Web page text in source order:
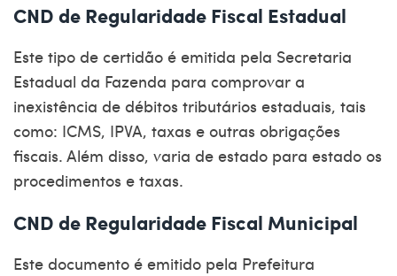
CND de Regularidade Fiscal Estadual
Este tipo de certidão é emitida pela Secretaria
Estadual da Fazenda para comprovar a
inexistência de débitos tributários estaduais, tais
como: ICMS, IPVA, taxas e outras obrigações
fiscais. Além disso, varia de estado para estado os
procedimentos e taxas.
CND de Regularidade Fiscal Municipal
Este documento é emitido pela Prefeitura